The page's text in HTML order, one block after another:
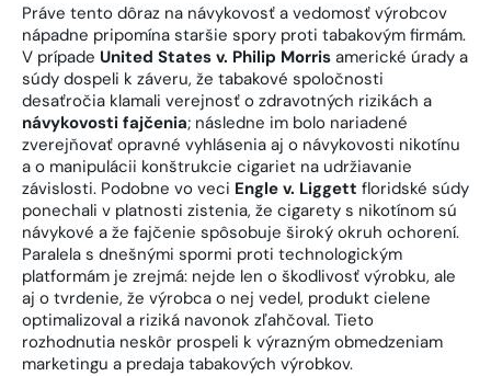
Práve tento dôraz na návykovosť a vedomosť výrobcov
nápadne pripomína staršie spory proti tabakovým firmám.
V prípade United States v. Philip Morris americké úrady a
súdy dospeli k záveru, že tabakové spoločnosti
desaťročia klamali verejnosť o zdravotných rizikách a
návykovosti fajčenia; následne im bolo nariadené
zverejňovať opravné vyhlásenia aj o návykovosti nikotínu
a o manipulácii konštrukcie cigariet na udržiavanie
závislosti. Podobne vo veci Engle v. Liggett floridské súdy
ponechali v platnosti zistenia, že cigarety s nikotínom sú
návykové a že fajčenie spôsobuje široký okruh ochorení.
Paralela s dnešnými spormi proti technologickým
platformám je zrejmá: nejde len o škodlivosť výrobku, ale
aj o tvrdenie, že výrobca o nej vedel, produkt cielene
optimalizoval a riziká navonok zľahčoval. Tieto
rozhodnutia neskôr prospeli k výrazným obmedzeniam
marketingu a predaja tabakových výrobkov.